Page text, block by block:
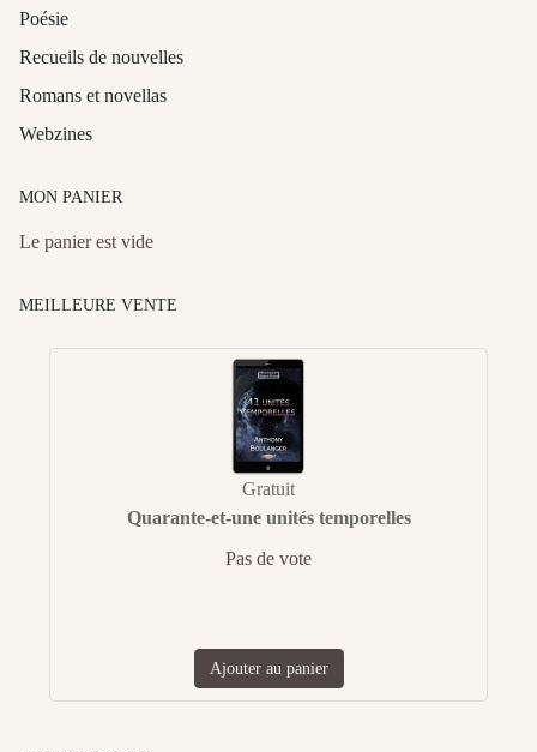
Poésie
Recueils de nouvelles
Romans et novellas
Webzines
MON PANIER
Le panier est vide
MEILLEURE VENTE
Gratuit
Quarante-et-une unités temporelles
Pas de vote
Ajouter au panier